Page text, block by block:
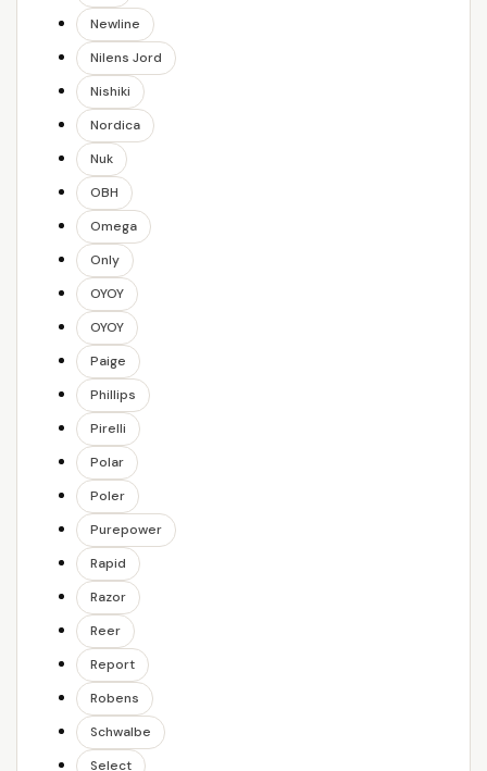
Newline
Nilens Jord
Nishiki
Nordica
Nuk
OBH
Omega
Only
OYOY
OYOY
Paige
Phillips
Pirelli
Polar
Poler
Purepower
Rapid
Razor
Reer
Report
Robens
Schwalbe
Select